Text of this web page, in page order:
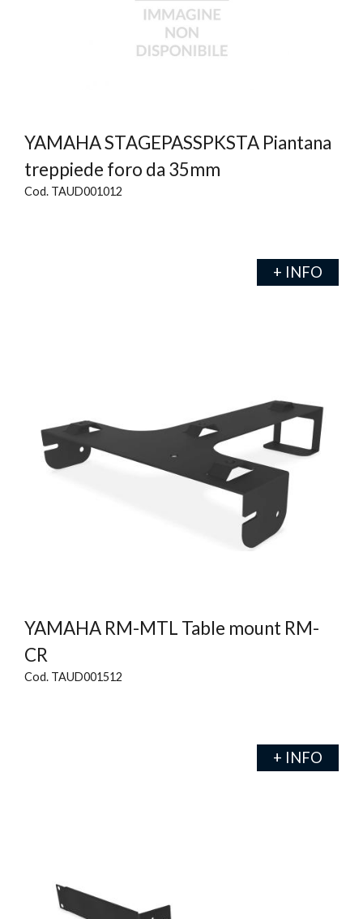
YAMAHA STAGEPASSPKSTA Piantana
treppiede foro da 35mm
Cod. TAUD001012
+ INFO
YAMAHA RM-MTL Table mount RM-
CR
Cod. TAUD001512
+ INFO